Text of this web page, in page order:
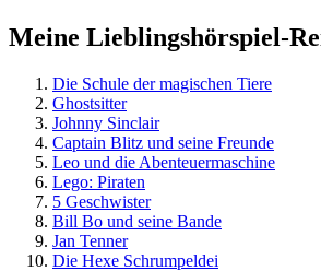
Meine Lieblingshörspiel-
Die Schule der magischen Tiere
Ghostsitter
Johnny Sinclair
Captain Blitz und seine Freunde
Leo und die Abenteuermaschine
Lego: Piraten
5 Geschwister
Bill Bo und seine Bande
Jan Tenner
Die Hexe Schrumpeldei